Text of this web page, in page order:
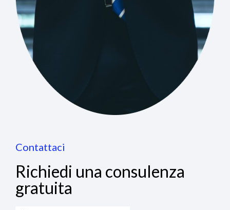
Contattaci
Richiedi una consulenza
gratuita